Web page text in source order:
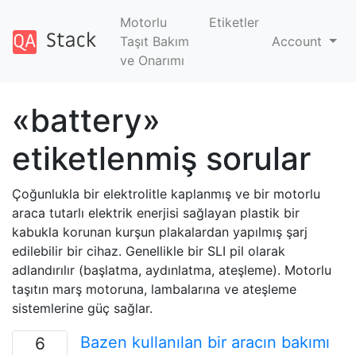
Motorlu
Taşıt Bakım
ve Onarımı
Etiketler
Account
«battery»
etiketlenmiş sorular
Çoğunlukla bir elektrolitle kaplanmış ve bir motorlu
araca tutarlı elektrik enerjisi sağlayan plastik bir
kabukla korunan kurşun plakalardan yapılmış şarj
edilebilir bir cihaz. Genellikle bir SLI pil olarak
adlandırılır (başlatma, aydınlatma, ateşleme). Motorlu
taşıtın marş motoruna, lambalarına ve ateşleme
sistemlerine güç sağlar.
6
Bazen kullanılan bir aracın bakımı